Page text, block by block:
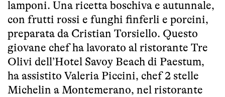
lamponi. Una ricetta boschiva e autunnale,
con frutti rossi e funghi finferli e porcini,
preparata da Cristian Torsiello. Questo
giovane chef ha lavorato al ristorante Tre
Olivi dell’Hotel Savoy Beach di Paestum,
ha assistito Valeria Piccini, chef 2 stelle
Michelin a Montemerano, nel ristorante